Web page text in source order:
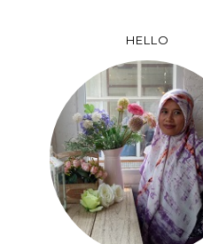
HELLO